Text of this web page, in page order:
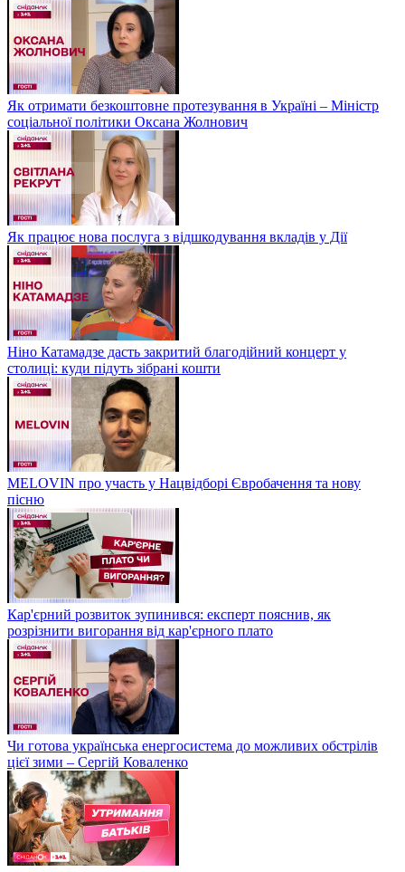
Як отримати безкоштовне протезування в Україні – Міністр
соціальної політики Оксана Жолнович
Як працює нова послуга з відшкодування вкладів у Дії
Ніно Катамадзе дасть закритий благодійний концерт у
столиці: куди підуть зібрані кошти
MELOVIN про участь у Нацвідборі Євробачення та нову
пісню
Кар'єрний розвиток зупинився: експерт пояснив, як
розрізнити вигорання від кар'єрного плато
Чи готова українська енергосистема до можливих обстрілів
цієї зими – Сергій Коваленко